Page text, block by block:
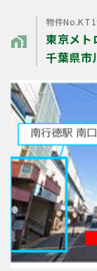
home_work
物件
東京メ
千葉県市